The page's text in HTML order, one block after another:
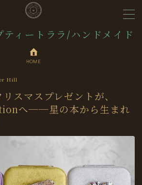
ィートララ/ハンドメイド
HOME
Hill
スマスプレゼントが、
へ──星の本から生まれ